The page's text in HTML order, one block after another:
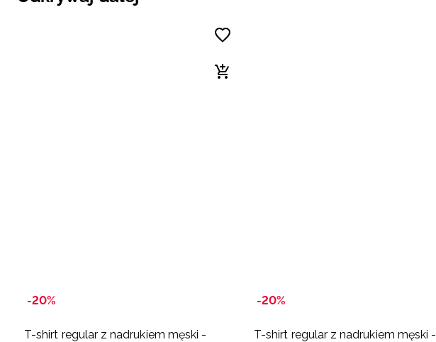
-20%
T-shirt regular z nadrukiem męski -
-20%
T-shirt regular z nadrukiem męski -